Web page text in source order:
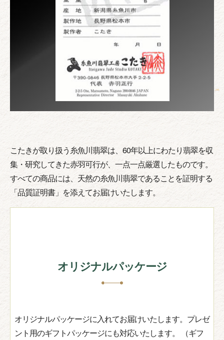
こたきが取り扱う糸魚川翡翠は、60年以上にわたり翡翠を収
集・研究してきた赤羽可行が、一点一点厳選したものです。
すべての商品には、天然の糸魚川翡翠であることを証明する
「品質証明書」を添えてお届けいたします。
オリジナルパッケージ
オリジナルパッケージに入れてお届けいたします。プレゼ
ント用のギフトパッケージにも対応いたします。 （ギフ